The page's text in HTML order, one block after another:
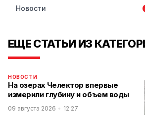
Новости
ЕЩЕ СТАТЬИ ИЗ
НОВОСТИ
На озерах Челектор впервые
измерили глубину и объем воды
09 августа 2026 12:27